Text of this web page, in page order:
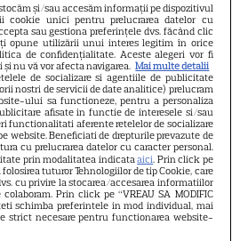
aveau doi metri?
„Surviving
vine pe SkyShowtime
Hart revine pe Netflix în
„72 de ore”! Aventura
în care un corporatist
din greșeală la o
a burlacilor
și/sau accesăm informații pe dispozitivul
cookie unici pentru prelucrarea datelor cu
sau gestiona preferințele dvs. făcând clic
opune utilizării unui interes legitim în orice
de confidențialitate. Aceste alegeri vor fi
nu vă vor afecta navigarea. Mai multe detalii
de socializare si agentiile de publicitate
nostri de servicii de date analitice) prelucram
ului sa functioneze, pentru a personaliza
afisate in functie de interesele si/sau
functionalitati aferente retelelor de socializare
website. Beneficiati de drepturile prevazute de
cu prelucrarea datelor cu caracter personal.
prin modalitatea indicataaici. Prin click pe
folosirea tuturor Tehnologiilor de tip Cookie, care
cu privire la stocarea/accesarea informatiilor
Prin click pe “VREAU SA MODIFIC
schimba preferintele in mod individual, mai
strict necesare pentru functionarea website-